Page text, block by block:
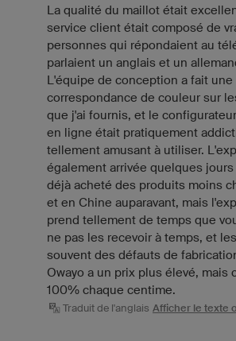
La qualité du maillot était
service client était composé de
personnes qui répondaient au
parlaient un anglais et un
L'équipe de conception a fait une
correspondance de couleur sur
que j'ai fournis, et le
en ligne était pratiquement
tellement amusant à utiliser.
également arrivée quelques
déjà acheté des produits moins
et en Chine auparavant, mais
prend tellement de temps que
ne pas les recevoir à temps, et
souvent des défauts de
Owayo a un prix plus élevé, mais
100% chaque centime.
Traduit de l'anglais Afficher le texte